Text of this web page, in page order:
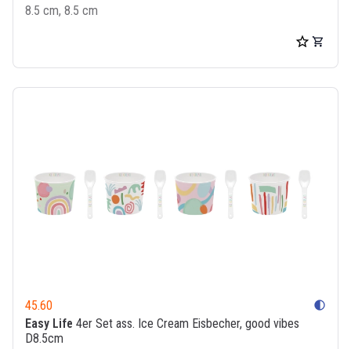
8.5 cm, 8.5 cm
45.60 contrast
Easy Life 4er Set ass. Ice Cream Eisbecher, good vibes
D8.5cm